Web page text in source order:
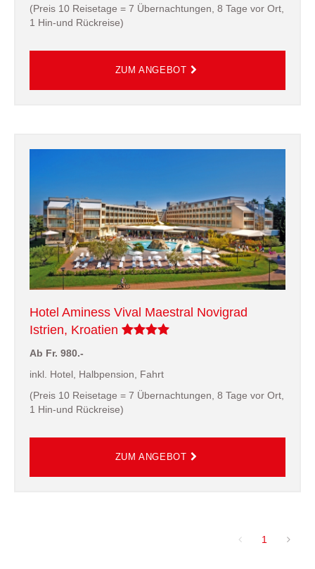
(Preis 10 Reisetage = 7 Übernachtungen, 8 Tage vor Ort,
1 Hin-und Rückreise)
Hotel Aminess Vival Maestral Novigrad
Istrien, Kroatien
Ab Fr. 980.-
inkl. Hotel, Halbpension, Fahrt
(Preis 10 Reisetage = 7 Übernachtungen, 8 Tage vor Ort,
1 Hin-und Rückreise)
1